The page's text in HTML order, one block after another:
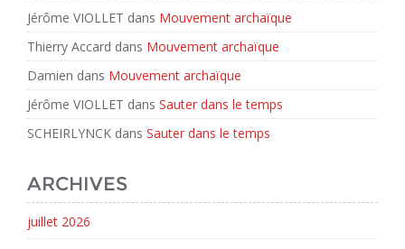
Jérôme VIOLLET dans Mouvement archaïque
Thierry Accard dans Mouvement archaïque
Damien dans Mouvement archaïque
Jérôme VIOLLET dans Sauter dans le temps
SCHEIRLYNCK dans Sauter dans le temps
ARCHIVES
juillet 2026